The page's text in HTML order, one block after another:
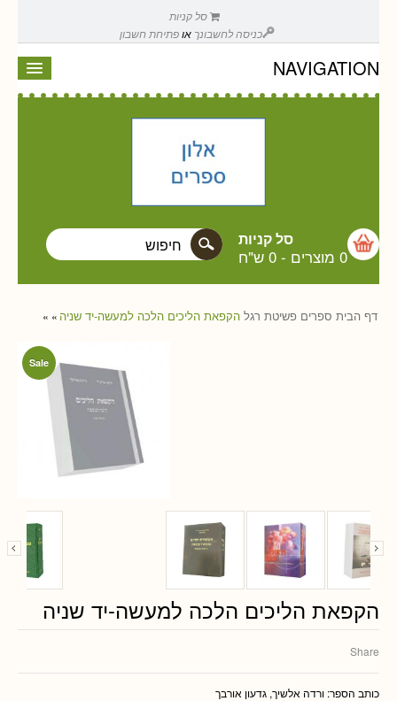
סל קניות
כניסה לחשבונך אופתיחת חשבון
NAVIGATION
סל קניות
0 מוצרים - 0 ש"ח
דף הבית » ספרים פשיטת רגל » הקפאת הליכים הלכה למעשה-יד שניה
Sale
הקפאת הליכים הלכה למעשה-יד שניה
Share
כותב הספר: ורדה אלשיך, גדעון אורבך